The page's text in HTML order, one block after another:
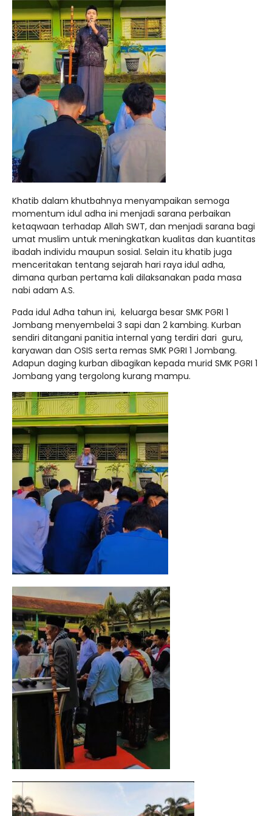
Khatib dalam khutbahnya menyampaikan semoga
momentum idul adha ini menjadi sarana perbaikan
ketaqwaan terhadap Allah SWT, dan menjadi sarana bagi
umat muslim untuk meningkatkan kualitas dan kuantitas
ibadah individu maupun sosial. Selain itu khatib juga
menceritakan tentang sejarah hari raya idul adha,
dimana qurban pertama kali dilaksanakan pada masa
nabi adam A.S.
Pada idul Adha tahun ini, keluarga besar SMK PGRI 1
Jombang menyembelai 3 sapi dan 2 kambing. Kurban
sendiri ditangani panitia internal yang terdiri dari guru,
karyawan dan OSIS serta remas SMK PGRI 1 Jombang.
Adapun daging kurban dibagikan kepada murid SMK PGRI 1
Jombang yang tergolong kurang mampu.